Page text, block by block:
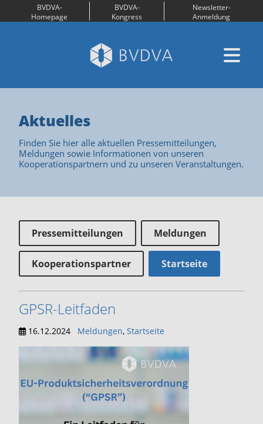
BVDVA-
Homepage
BVDVA-
Kongress
Newsletter-
Anmeldung
Aktuelles
Finden Sie hier alle aktuellen Pressemitteilungen,
Meldungen sowie Informationen von unseren
Kooperationspartnern und zu unseren Veranstaltungen.
Pressemitteilungen Meldungen
Kooperationspartner Startseite
GPSR-Leitfaden
16.12.2024 Meldungen, Startseite